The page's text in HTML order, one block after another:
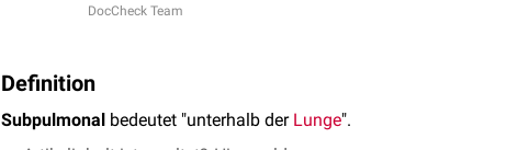
DocCheck Team
Definition
Subpulmonal bedeutet "unterhalb der Lunge".